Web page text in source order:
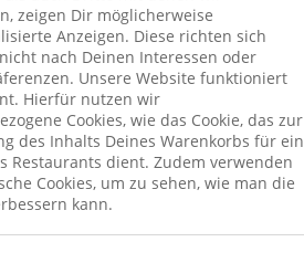
zeigen Dir möglicherweise
Anzeigen. Diese richten sich
nach Deinen Interessen oder
Unsere Website funktioniert
Hierfür nutzen wir
Cookies, wie das Cookie, das zur
des Inhalts Deines Warenkorbs für ein
Restaurants dient. Zudem verwenden
Cookies, um zu sehen, wie man die
kann.